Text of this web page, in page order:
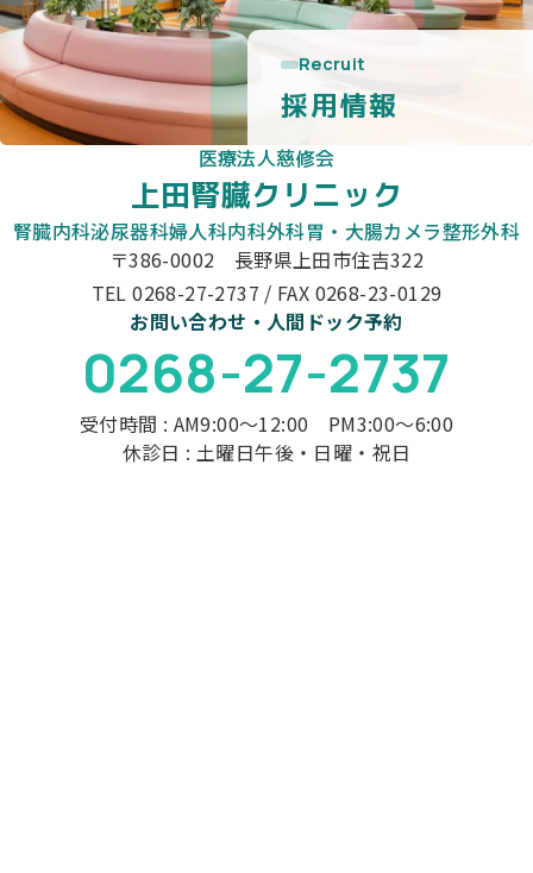
Recruit
採用情報
医療法人慈修会
上田腎臓クリニック
腎臓内科泌尿器科婦人科内科外科胃・大腸カメラ整形外科
〒386-0002 長野県上田市住吉322
TEL 0268-27-2737 / FAX 0268-23-0129
お問い合わせ・人間ドック予約
0268-27-2737
受付時間 : AM9:00～12:00 PM3:00～6:00
休診日 : 土曜日午後・日曜・祝日